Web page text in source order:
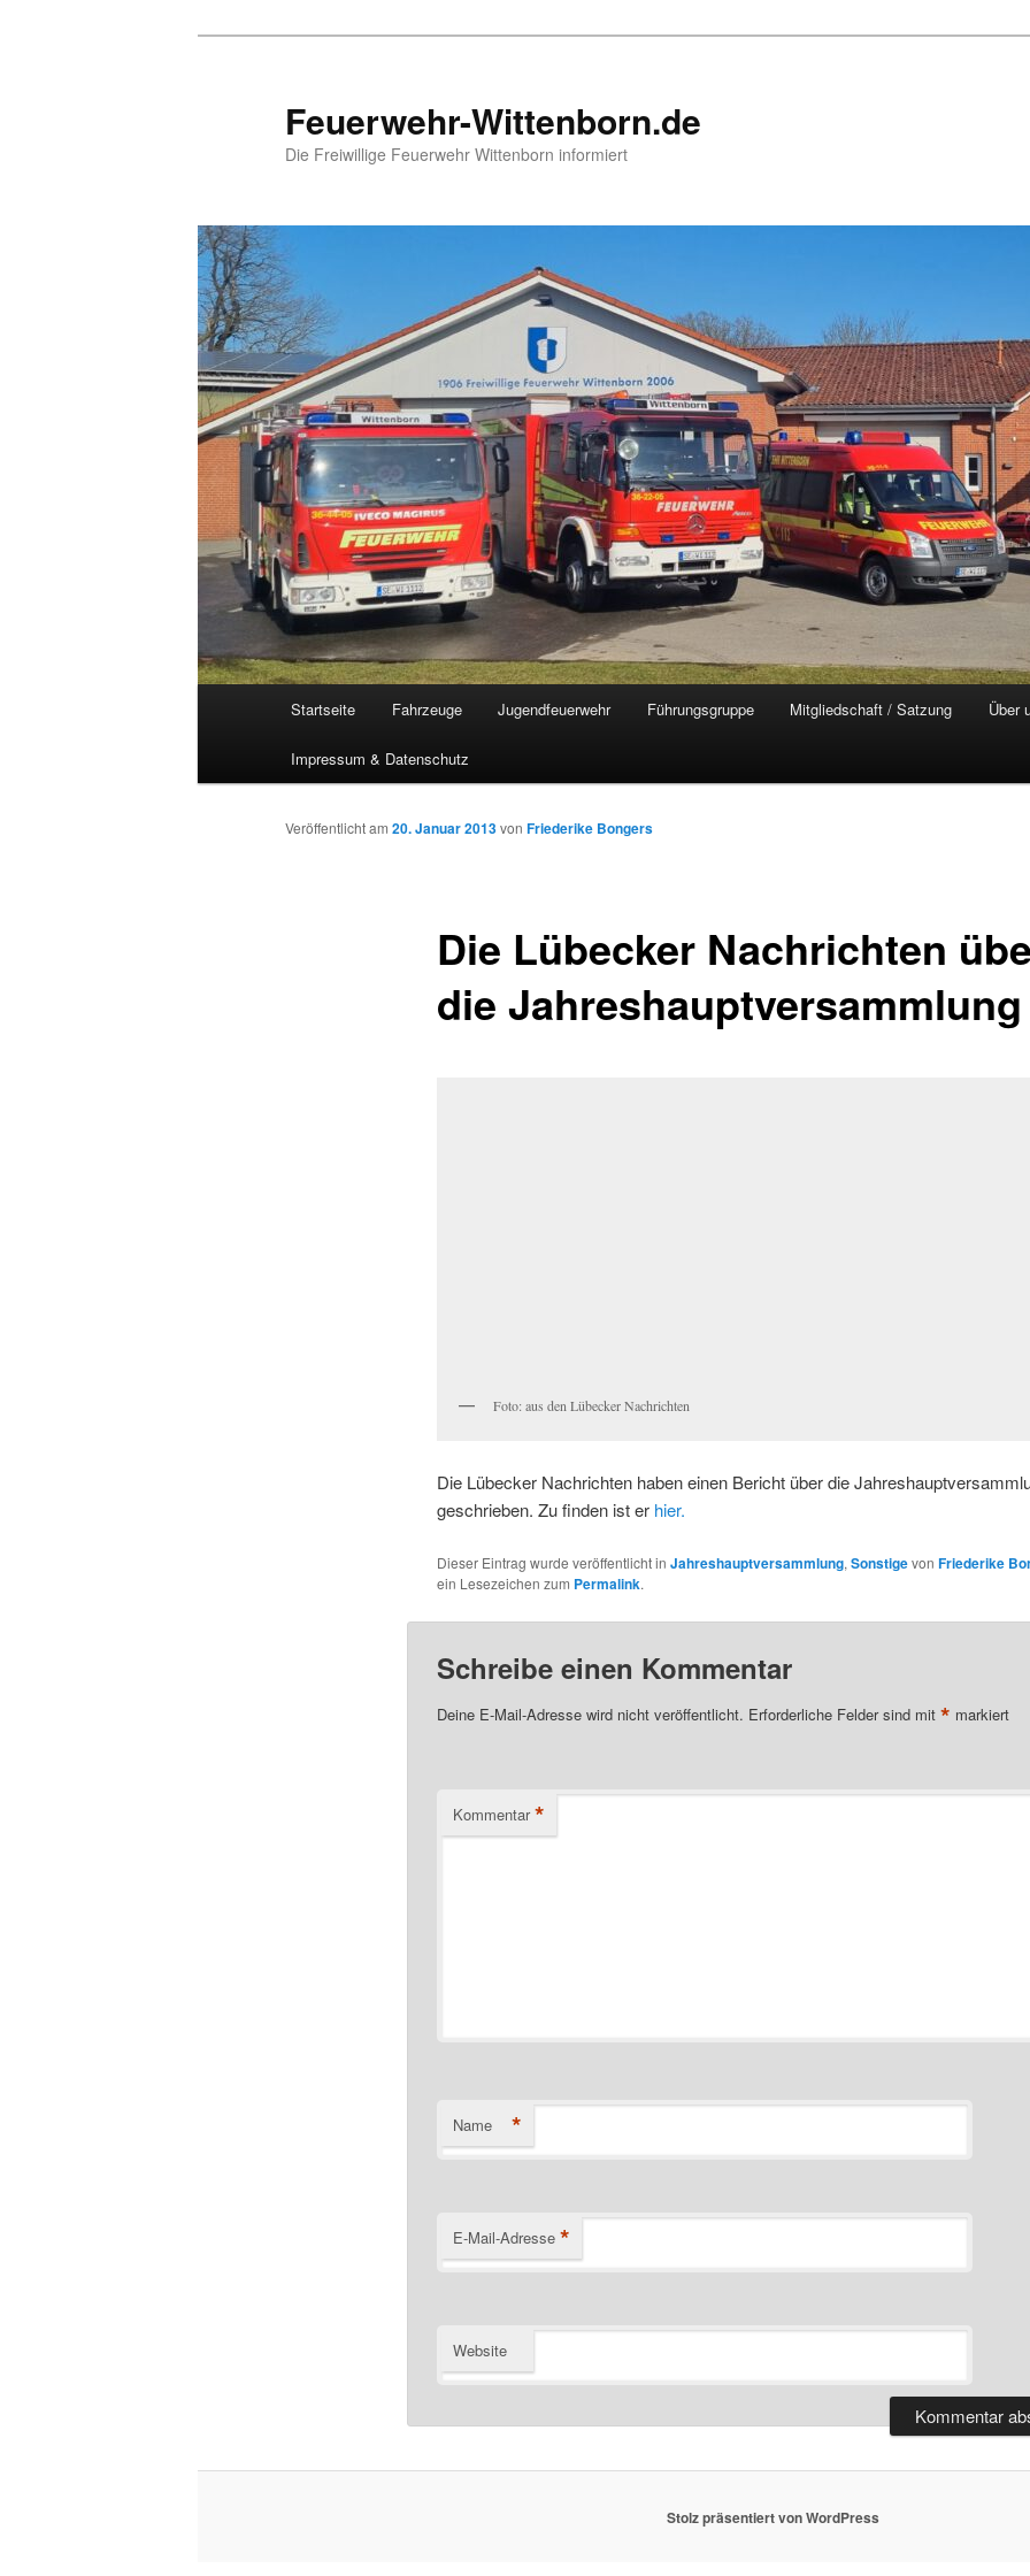
Feuerwehr-Wittenborn.de
Die Freiwillige Feuerwehr Wittenborn informiert
Startseite Fahrzeuge Jugendfeuerwehr Führungsgruppe Mitgliedschaft / Satzung Über
Impressum & Datenschutz
Die Lübecker Nachrichten
die Jahreshauptversammlung
Veröffentlicht am 20. Januar 2013von Friederike Bongers
Foto: aus den Lübecker Nachrichten
Die Lübecker Nachrichten haben einen Bericht über die
geschrieben. Zu finden ist er hier.
Dieser Eintrag wurde veröffentlicht in Jahreshauptversammlung, Sonstigevon Friederike
ein Lesezeichen zum Permalink.
Schreibe einen Kommentar
Deine E-Mail-Adresse wird nicht veröffentlicht. Erforderliche Felder sind mit * markiert
Kommentar *
Name *
E-Mail-Adresse *
Website
Stolz präsentiert von WordPress